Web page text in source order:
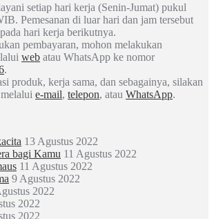
setiap hari kerja (Senin-Jumat) pukul
Pemesanan di luar hari dan jam tersebut
hari kerja berikutnya.
pembayaran, mohon melakukan
web atau WhatsApp ke nomor
.
produk, kerja sama, dan sebagainya, silakan
e-mail, telepon, atau WhatsApp.
13 Agustus 2022
bagi Kamu 11 Agustus 2022
11 Agustus 2022
9 Agustus 2022
2022
2022
2022